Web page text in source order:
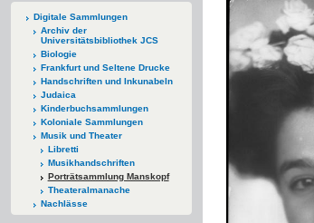
Digitale Sammlungen
Archiv der
Universitätsbibliothek JCS
Biologie
Frankfurt und Seltene Drucke
Handschriften und Inkunabeln
Judaica
Kinderbuchsammlungen
Koloniale Sammlungen
Musik und Theater
Libretti
Musikhandschriften
Porträtsammlung Manskopf
Theateralmanache
Nachlässe